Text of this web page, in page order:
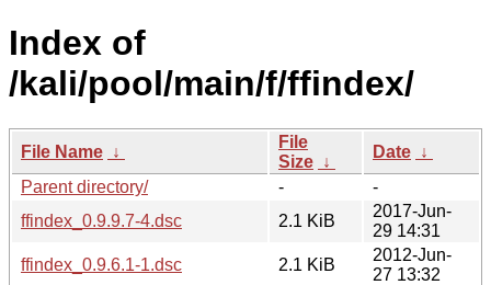
Index of
/kali/pool/main/f/ffindex/
File Name ↓
File
Size ↓
Date ↓
Parent directory/
-
-
ffindex_0.9.9.7-4.dsc
2.1 KiB
2017-Jun-
29 14:31
ffindex_0.9.6.1-1.dsc
2.1 KiB
2012-Jun-
27 13:32